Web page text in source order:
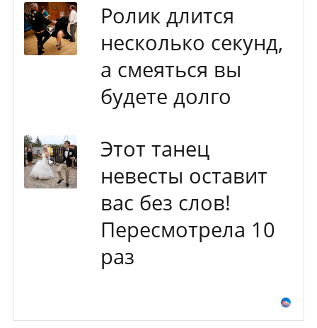
Ролик длится
несколько секунд,
а смеяться вы
будете долго
Этот танец
невесты оставит
вас без слов!
Пересмотрела 10
раз